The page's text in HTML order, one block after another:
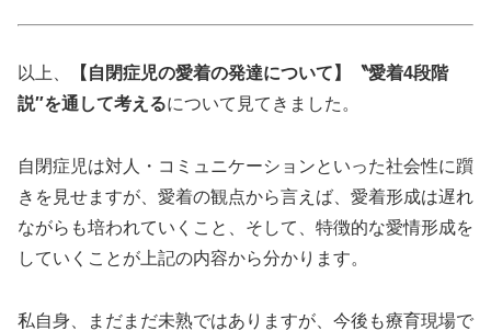
以上、
【自閉症児の愛着の発達について】〝愛着4段階
説″を通して考えるについて見てきました。
自閉症児は対人・コミュニケーションといった社会性に躓
きを見せますが、愛着の観点から言えば、愛着形成は遅れ
ながらも培われていくこと、そして、特徴的な愛情形成を
していくことが上記の内容から分かります。
私自身、まだまだ未熟ではありますが、今後も療育現場で